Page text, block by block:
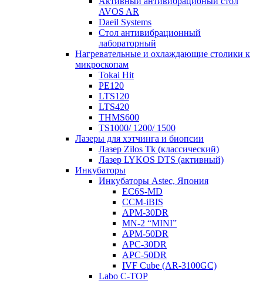
AVOS AR
Daeil Systems
Стол антивибрационный
лабораторный
Нагревательные и охлаждающие столики к
микроскопам
Tokai Hit
PE120
LTS120
LTS420
THMS600
TS1000/ 1200/ 1500
Лазеры для хэтчинга и биопсии
Лазер Zilos Tk (классический)
Лазер LYKOS DTS (активный)
Инкубаторы
Инкубаторы Astec, Япония
EC6S-MD
CCM-iBIS
APM-30DR
MN-2 “MINI”
APM-50DR
APC-30DR
APC-50DR
IVF Cube (AR-3100GC)
Labo С-ТОР